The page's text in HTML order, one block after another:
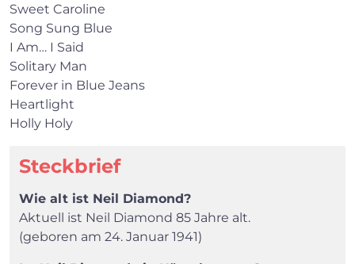
Sweet Caroline
Song Sung Blue
I Am… I Said
Solitary Man
Forever in Blue Jeans
Heartlight
Holly Holy
Steckbrief
Wie alt ist Neil Diamond?
Aktuell ist Neil Diamond 85 Jahre alt.
(geboren am 24. Januar 1941)